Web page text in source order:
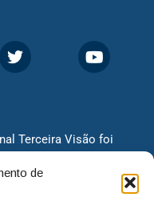
de
Terceira Visão foi
época só existiam
jornal continua